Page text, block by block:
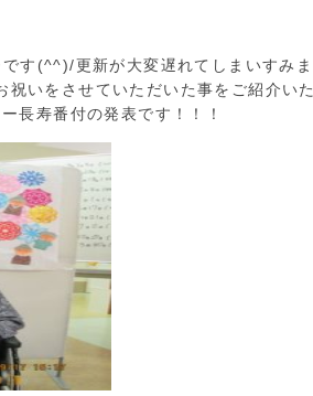
す(^^)/更新が大変遅れてしまいすみま
いをさせていただいた事をご紹介いた
長寿番付の発表です！！！